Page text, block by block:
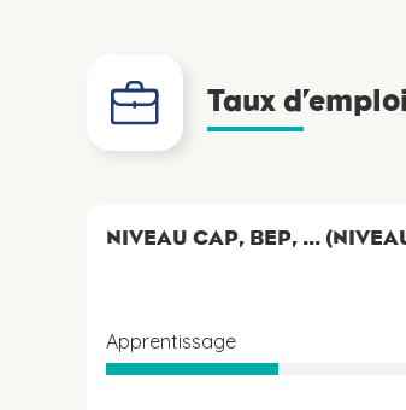
Taux
NIVEAU CAP, BEP, ...
Apprentissage